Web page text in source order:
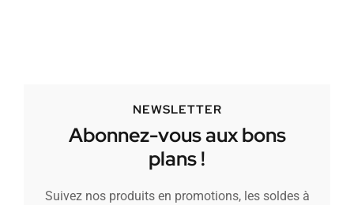
NEWSLETTER
Abonnez-vous aux bons
plans !
Suivez nos produits en promotions, les soldes à